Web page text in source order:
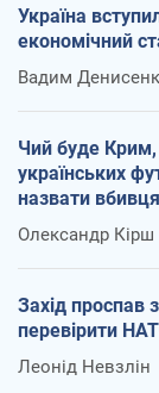
Україна
економічний
Вадим
Чий буде
українських
назвати
Олександр Кірш
Захід проспав
перевірити
Леонід Невзлін